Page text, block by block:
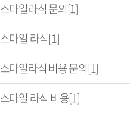
스마일라식 문의[1]
스마일 라식[1]
스마일라식 비용 문의[1]
스마일 라식 비용[1]